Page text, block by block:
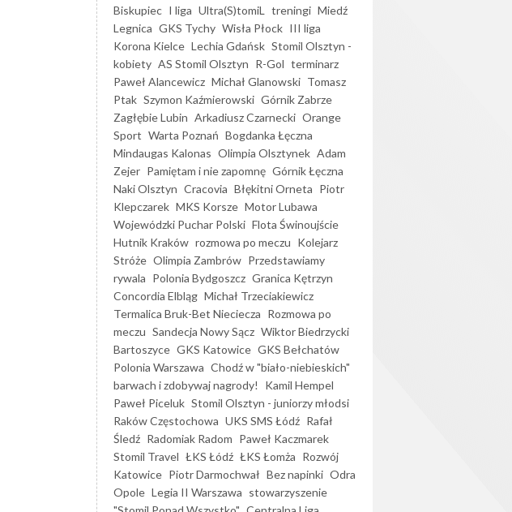
Biskupiec I liga Ultra(S)tomiL treningi Miedź
Legnica GKS Tychy Wisła Płock III liga
Korona Kielce Lechia Gdańsk Stomil Olsztyn -
kobiety AS Stomil Olsztyn R-Gol terminarz
Paweł Alancewicz Michał Glanowski Tomasz
Ptak Szymon Kaźmierowski Górnik Zabrze
Zagłębie Lubin Arkadiusz Czarnecki Orange
Sport Warta Poznań Bogdanka Łęczna
Mindaugas Kalonas Olimpia Olsztynek Adam
Zejer Pamiętam i nie zapomnę Górnik Łęczna
Naki Olsztyn Cracovia Błękitni Orneta Piotr
Klepczarek MKS Korsze Motor Lubawa
Wojewódzki Puchar Polski Flota Świnoujście
Hutnik Kraków rozmowa po meczu Kolejarz
Stróże Olimpia Zambrów Przedstawiamy
rywala Polonia Bydgoszcz Granica Kętrzyn
Concordia Elbląg Michał Trzeciakiewicz
Termalica Bruk-Bet Nieciecza Rozmowa po
meczu Sandecja Nowy Sącz Wiktor Biedrzycki
Bartoszyce GKS Katowice GKS Bełchatów
Polonia Warszawa Chodź w "biało-niebieskich"
barwach i zdobywaj nagrody!
Kamil Hempel
Paweł Piceluk Stomil Olsztyn - juniorzy młodsi
Raków Częstochowa UKS SMS Łódź Rafał
Śledź Radomiak Radom Paweł Kaczmarek
Stomil Travel ŁKS Łódź ŁKS Łomża Rozwój
Katowice Piotr Darmochwał Bez napinki Odra
Opole Legia II Warszawa stowarzyszenie